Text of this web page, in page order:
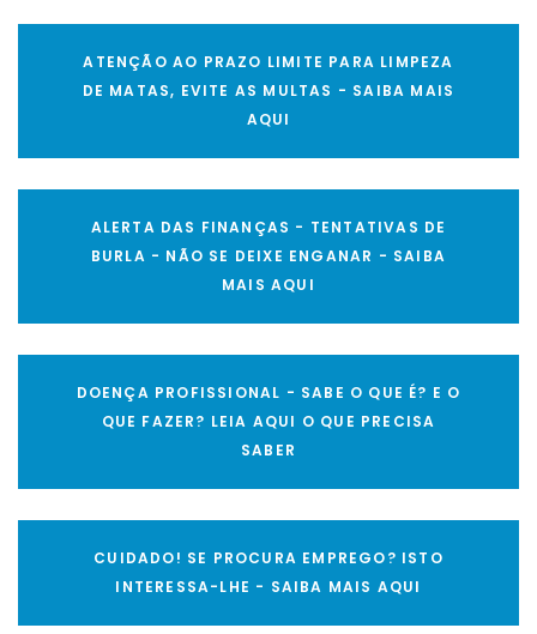
ATENÇÃO AO PRAZO LIMITE PARA LIMPEZA
DE MATAS, EVITE AS MULTAS - SAIBA MAIS
AQUI
ALERTA DAS FINANÇAS - TENTATIVAS DE
BURLA - NÃO SE DEIXE ENGANAR - SAIBA
MAIS AQUI
DOENÇA PROFISSIONAL - SABE O QUE É? E O
QUE FAZER? LEIA AQUI O QUE PRECISA
SABER
CUIDADO! SE PROCURA EMPREGO? ISTO
INTERESSA-LHE - SAIBA MAIS AQUI